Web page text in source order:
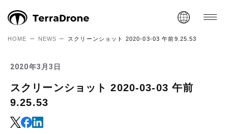
HOME NEWS スクリーンショット 2020-03-03 午前9.25.53
2020年3月3日
スクリーンショット 2020-03-03 午前
9.25.53